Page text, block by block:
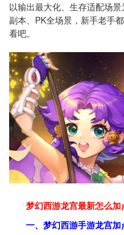
以输出最大化、生存适配场
副本、PK全场景，新手老手
看吧。
梦幻西游龙宫最新怎么加
一、梦幻西游手游龙宫加